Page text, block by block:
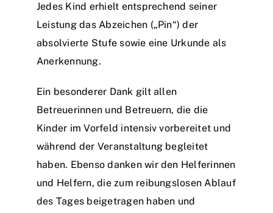
Jedes Kind erhielt entsprechend seiner
Leistung das Abzeichen („Pin“) der
absolvierte Stufe sowie eine Urkunde als
Anerkennung.
Ein besonderer Dank gilt allen
Betreuerinnen und Betreuern, die die
Kinder im Vorfeld intensiv vorbereitet und
während der Veranstaltung begleitet
haben. Ebenso danken wir den Helferinnen
und Helfern, die zum reibungslosen Ablauf
des Tages beigetragen haben und